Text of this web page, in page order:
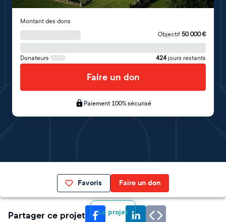
Montant des dons
Objectif 50 000€
Donateurs 424 jours restants
Faire un don
Paiement 100% sécurisé
Favoris Faire un don
Le projet
Partager ce projet